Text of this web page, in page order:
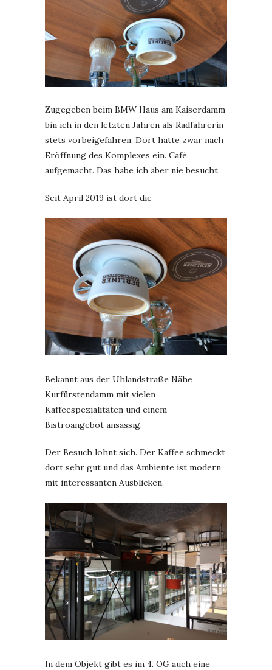
Zugegeben beim BMW Haus am Kaiserdamm
bin ich in den letzten Jahren als Radfahrerin
stets vorbeigefahren. Dort hatte zwar nach
Eröffnung des Komplexes ein. Café
aufgemacht. Das habe ich aber nie besucht.
Seit April 2019 ist dort die
Bekannt aus der Uhlandstraße Nähe
Kurfürstendamm mit vielen
Kaffeespezialitäten und einem
Bistroangebot ansässig.
Der Besuch lohnt sich. Der Kaffee schmeckt
dort sehr gut und das Ambiente ist modern
mit interessanten Ausblicken.
In dem Objekt gibt es im 4. OG auch eine